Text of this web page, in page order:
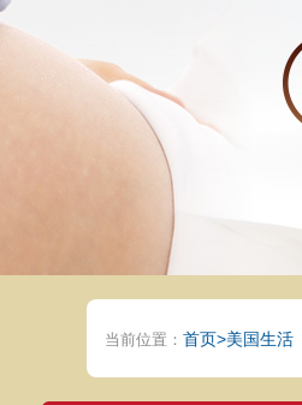
当前位置： 首页>美国生活